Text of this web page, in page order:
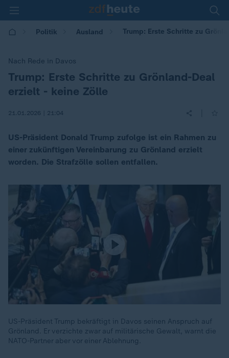
Politik Ausland Trump: Erste Schritte zu
Nach Rede in Davos
:
Trump: Erste Schritte zu Grönland-Deal
erzielt - keine Zölle
21.01.2026 | 21:04
US-Präsident Donald Trump zufolge ist ein Rahmen zu
einer zukünftigen Vereinbarung zu Grönland erzielt
worden. Die Strafzölle sollen entfallen.
US-Präsident Trump bekräftigt in Davos seinen Anspruch auf
Grönland. Er verzichte zwar auf militärische Gewalt, warnt die
NATO-Partner aber vor einer Ablehnung.